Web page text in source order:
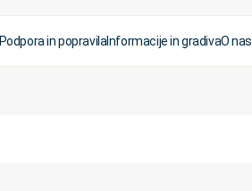
Podpora in popravilaInformacije in gradivaO nas